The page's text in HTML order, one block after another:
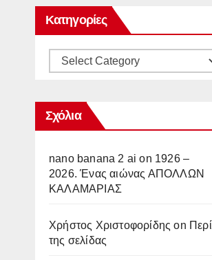
Κατηγορίες
Κατηγορίες
Σχόλια
nano banana 2 ai on 1926 –
2026. Ένας αιώνας ΑΠΟΛΛΩΝ
ΚΑΛΑΜΑΡΙΑΣ
Χρήστος Χριστοφορίδης on Περί
της σελίδας